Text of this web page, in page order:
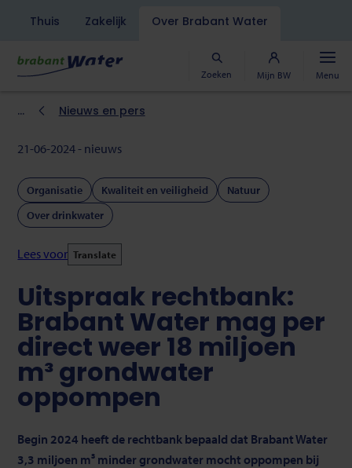
Overslaan
naar
de
gaan
Thuis Zakelijk Over Brabant Water
Zoeken Mijn BW Menu
Kruimelpad
Nieuws en pers
21-06-2024 - nieuws
Organisatie Kwaliteit en veiligheid
Natuur
Over drinkwater
Lees voor Translate
Uitspraak rechtbank:
Brabant Water mag per
direct weer 18 miljoen
m³ grondwater
oppompen
Begin 2024 heeft de rechtbank bepaald dat Brabant Water
3,3 miljoen m³ minder grondwater mocht oppompen bij